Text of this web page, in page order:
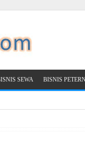
SEWA BISNIS